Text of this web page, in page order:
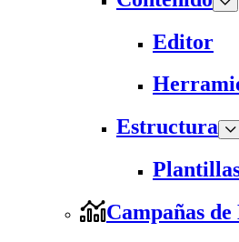
Editor
Estructura
Campañas de